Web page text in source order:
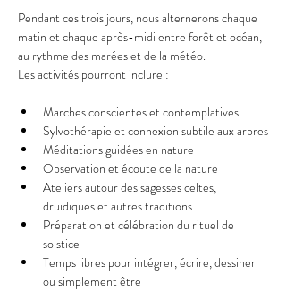
Pendant ces trois jours, nous alternerons chaque
matin et chaque après-midi entre forêt et océan,
au rythme des marées et de la météo.
Les activités pourront inclure :
Marches conscientes et contemplatives
Sylvothérapie et connexion subtile aux arbres
Méditations guidées en nature
Observation et écoute de la nature
Ateliers autour des sagesses celtes,
druidiques et autres traditions
Préparation et célébration du rituel de
solstice
Temps libres pour intégrer, écrire, dessiner
ou simplement être